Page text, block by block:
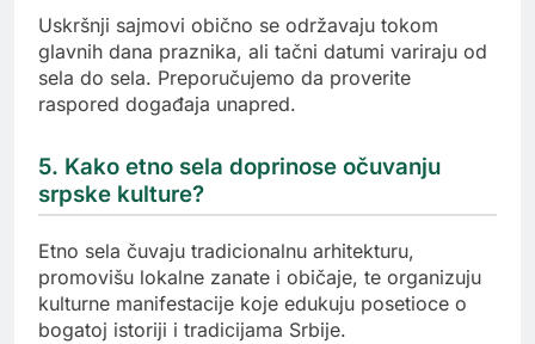
Uskršnji sajmovi obično se održavaju tokom
glavnih dana praznika, ali tačni datumi variraju od
sela do sela. Preporučujemo da proverite
raspored događaja unapred.
5. Kako etno sela doprinose očuvanju
srpske kulture?
Etno sela čuvaju tradicionalnu arhitekturu,
promovišu lokalne zanate i običaje, te organizuju
kulturne manifestacije koje edukuju posetioce o
bogatoj istoriji i tradicijama Srbije.